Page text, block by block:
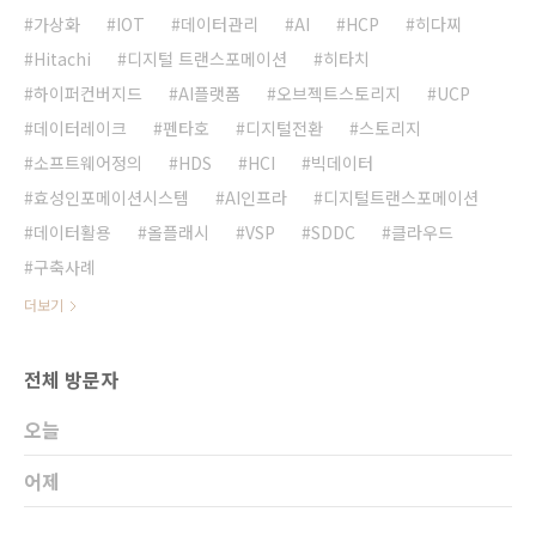
가상화 IOT 데이터관리 AI HCP
히다찌
Hitachi
디지털 트랜스포메이션
히타치
하이퍼컨버지드
AI플랫폼 오브젝트스토리지
UCP
데이터레이크
펜타호 디지털전환
스토리지
소프트웨어정의
HDS HCI
빅데이터
효성인포메이션시스템
AI인프라
디지털트랜스포메이션
데이터활용
올플래시 VSP SDDC
클라우드
구축사례
더보기
전체 방문자
오늘
어제